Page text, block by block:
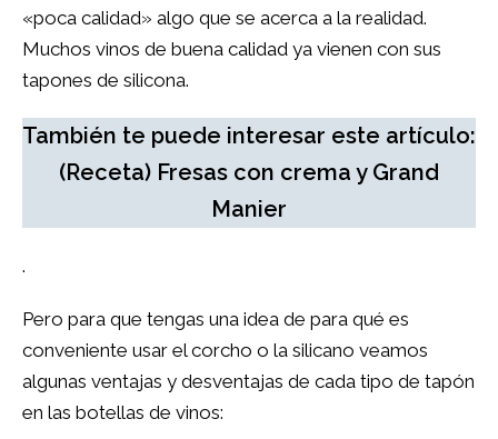
«poca calidad» algo que se acerca a la realidad.
Muchos vinos de buena calidad ya vienen con sus
tapones de silicona.
También te puede interesar este artículo:
(Receta) Fresas con crema y Grand
Manier
.
Pero para que tengas una idea de para qué es
conveniente usar el corcho o la silicano veamos
algunas ventajas y desventajas de cada tipo de tapón
en las botellas de vinos: